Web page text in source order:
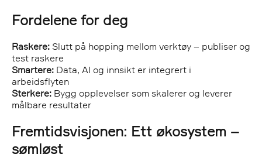
Fordelene for deg
Raskere: Slutt på hopping mellom verktøy – publiser og
test raskere
Smartere: Data, AI og innsikt er integrert i
arbeidsflyten
Sterkere: Bygg opplevelser som skalerer og leverer
målbare resultater
Fremtidsvisjonen: Ett økosystem –
sømløst